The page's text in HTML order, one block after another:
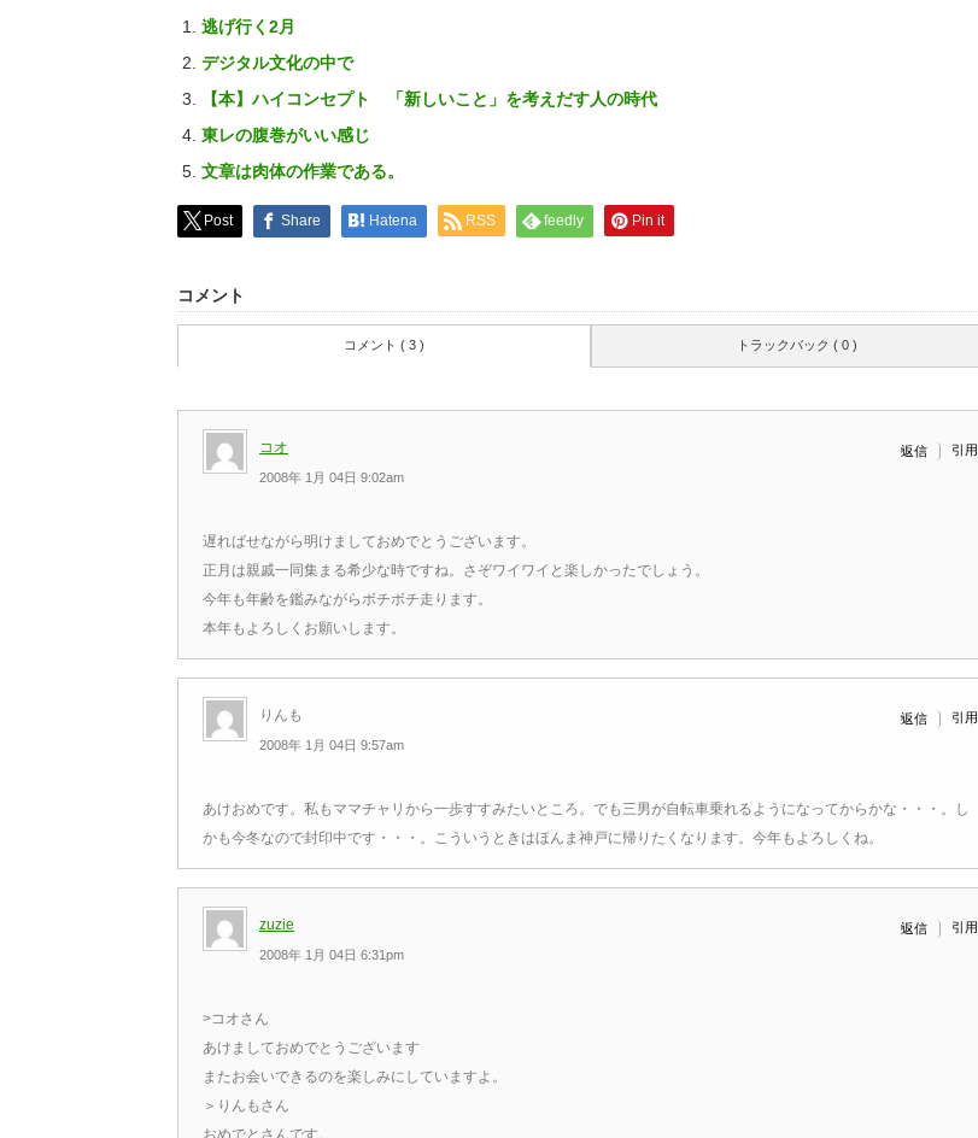
逃げ行く2月
デジタル文化の中で
【本】ハイコンセプト 「新しいこと」を考えだす人の時代
東レの腹巻がいい感じ
文章は肉体の作業である。
Post Share Hatena RSS feedly Pin it
コメント
コメント ( 3 ) トラックバック ( 0 )
コオ
2008年 1月 04日 9:02am
返信 引用
遅ればせながら明けましておめでとうございます。
正月は親戚一同集まる希少な時ですね。さぞワイワイと楽しかったでしょう。
今年も年齢を鑑みながらボチボチ走ります。
本年もよろしくお願いします。
りんも
2008年 1月 04日 9:57am
返信 引用
あけおめです。私もママチャリから一歩すすみたいところ。でも三男が自転車乗れるようになってからかな・・・。し
かも今冬なので封印中です・・・。こういうときはほんま神戸に帰りたくなります。今年もよろしくね。
zuzie
2008年 1月 04日 6:31pm
返信 引用
>コオさん
あけましておめでとうございます
またお会いできるのを楽しみにしていますよ。
＞りんもさん
おめでとさんです。